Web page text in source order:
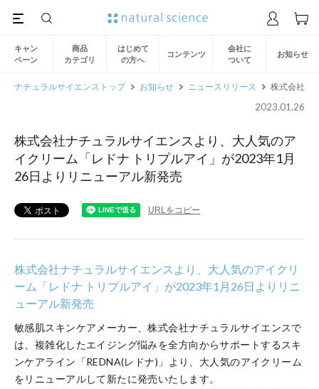
キャン
ペーン
商品
カテゴリ
はじめて
の方へ
コンテンツ
会社に
ついて
お知らせ
ナチュラルサイエンストップ お知らせ ニュースリリース 株式会社ナ
2023.01.26
株式会社ナチュラルサイエンスより、大人気のア
イクリーム「レドナ トリプルアイ」が2023年1月
26日よりリニューアル新発売
URLをコピー
株式会社ナチュラルサイエンスより、大人気のアイクリ
ーム「レドナ トリプルアイ」が2023年1月26日よりリニ
ューアル新発売
敏感肌スキンケアメーカー、株式会社ナチュラルサイエンスで
は、複雑化したエイジング悩みを全方向からサポートするスキ
ンケアライン「REDNA(レドナ)」より、大人気のアイクリーム
をリニューアルして新たに発売いたします。